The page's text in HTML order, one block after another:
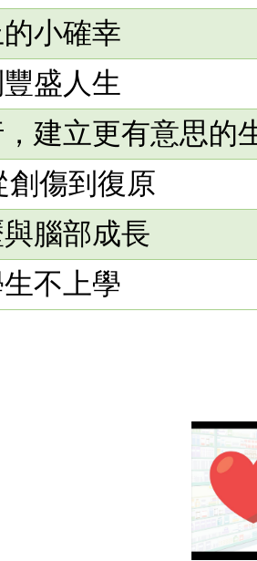
小確幸
盛人生
建立更有意思的
創傷到復原
腦部成長
不上學